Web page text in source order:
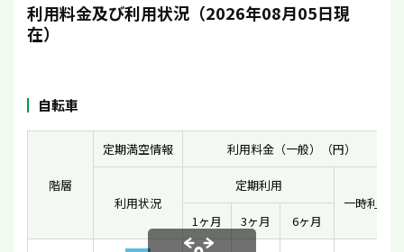
利用料金及び利用状況（2026年08月05日現
在）
自転車
階層
定期満空情報 利用料金（一般）（円）
利用状況
定期利用
一時利用
1ヶ月
3ヶ月 6ヶ月